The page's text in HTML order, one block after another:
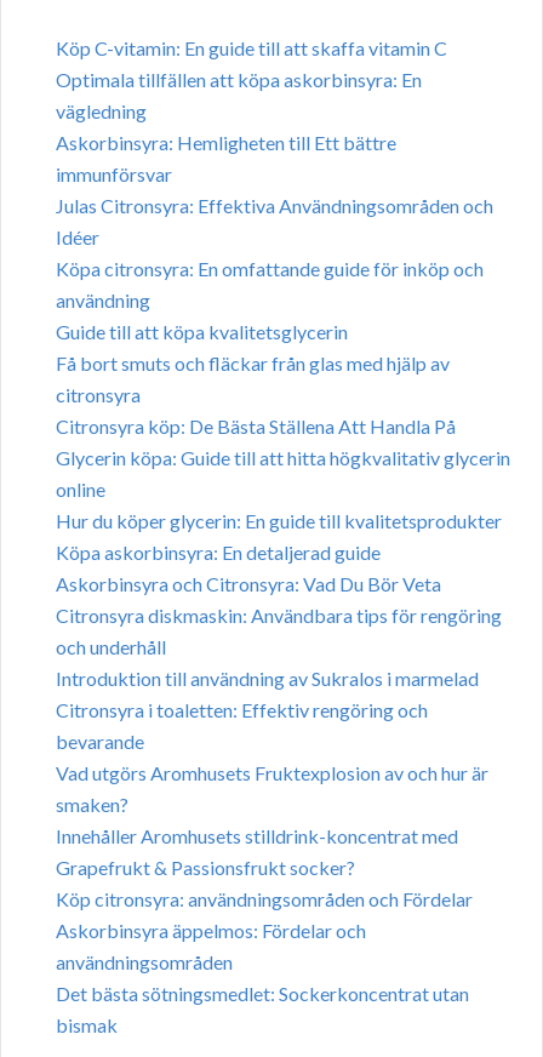
Köp C-vitamin: En guide till att skaffa vitamin C
Optimala tillfällen att köpa askorbinsyra: En
vägledning
Askorbinsyra: Hemligheten till Ett bättre
immunförsvar
Julas Citronsyra: Effektiva Användningsområden och
Idéer
Köpa citronsyra: En omfattande guide för inköp och
användning
Guide till att köpa kvalitetsglycerin
Få bort smuts och fläckar från glas med hjälp av
citronsyra
Citronsyra köp: De Bästa Ställena Att Handla På
Glycerin köpa: Guide till att hitta högkvalitativ glycerin
online
Hur du köper glycerin: En guide till kvalitetsprodukter
Köpa askorbinsyra: En detaljerad guide
Askorbinsyra och Citronsyra: Vad Du Bör Veta
Citronsyra diskmaskin: Användbara tips för rengöring
och underhåll
Introduktion till användning av Sukralos i marmelad
Citronsyra i toaletten: Effektiv rengöring och
bevarande
Vad utgörs Aromhusets Fruktexplosion av och hur är
smaken?
Innehåller Aromhusets stilldrink-koncentrat med
Grapefrukt & Passionsfrukt socker?
Köp citronsyra: användningsområden och Fördelar
Askorbinsyra äppelmos: Fördelar och
användningsområden
Det bästa sötningsmedlet: Sockerkoncentrat utan
bismak